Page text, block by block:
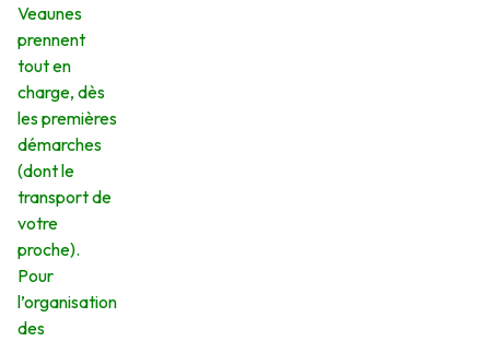
Veaunes
prennent
tout en
charge, dès
les premières
démarches
(dont le
transport de
votre
proche).
Pour
l’organisation
des